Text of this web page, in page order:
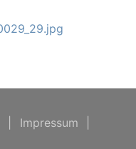
Impressum